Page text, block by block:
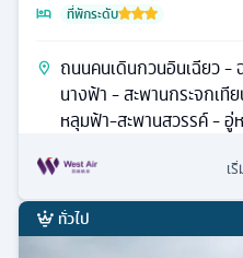
ที่พักระดับ
ถนนคนเดินกวนอินเฉียว -
นางฟ้า - สะพานกระจกเที
หลุมฟ้า-สะพานสวรรค์ - อู่
เ
ทั่วไป